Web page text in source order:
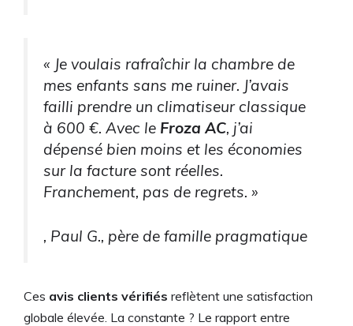
« Je voulais rafraîchir la chambre de
mes enfants sans me ruiner. J’avais
failli prendre un climatiseur classique
à 600 €. Avec le Froza AC, j’ai
dépensé bien moins et les économies
sur la facture sont réelles.
Franchement, pas de regrets. »
, Paul G., père de famille pragmatique
Ces avis clients vérifiés reflètent une satisfaction
globale élevée. La constante ? Le rapport entre